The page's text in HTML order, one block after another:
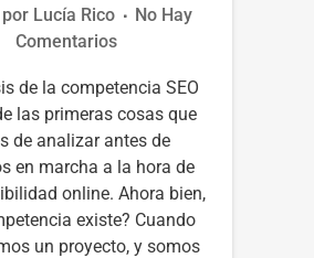
por Lucía Rico
No Hay
Comentarios
de la competencia SEO
las primeras cosas que
de analizar antes de
en marcha a la hora de
online. Ahora bien,
existe? Cuando
un proyecto, y somos